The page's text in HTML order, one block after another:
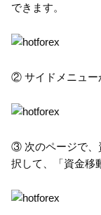
できます。
② サイドメニュー
③ 次のページで、
択して、「資金移